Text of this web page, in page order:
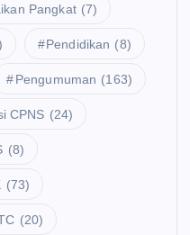
Pangkat (7)
Pendidikan (8)
Pengumuman (163)
CPNS (24)
(8)
(73)
(20)